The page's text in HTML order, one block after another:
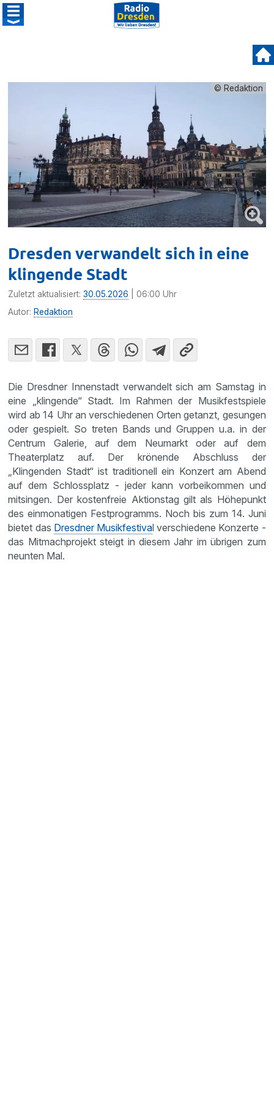
© Redaktion
Dresden verwandelt sich in eine
klingende Stadt
Zuletzt aktualisiert:30.05.2026 | 06:00 Uhr
Autor: Redaktion
Die Dresdner Innenstadt verwandelt sich am Samstag in
eine „klingende“ Stadt. Im Rahmen der Musikfestspiele
wird ab 14 Uhr an verschiedenen Orten getanzt, gesungen
oder gespielt. So treten Bands und Gruppen u.a. in der
Centrum Galerie, auf dem Neumarkt oder auf dem
Theaterplatz auf. Der krönende Abschluss der
„Klingenden Stadt“ ist traditionell ein Konzert am Abend
auf dem Schlossplatz - jeder kann vorbeikommen und
mitsingen. Der kostenfreie Aktionstag gilt als Höhepunkt
des einmonatigen Festprogramms. Noch bis zum 14. Juni
bietet das Dresdner Musikfestival verschiedene Konzerte -
das Mitmachprojekt steigt in diesem Jahr im übrigen zum
neunten Mal.